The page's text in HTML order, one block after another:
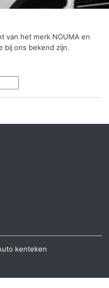
van het merk NOUMA en
bij ons bekend zijn.
kenteken